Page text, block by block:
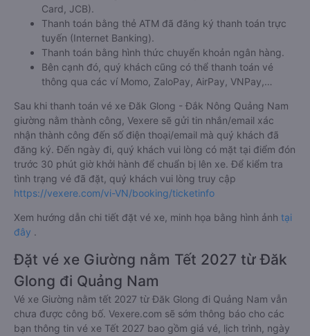
Card, JCB).
Thanh toán bằng thẻ ATM đã đăng ký thanh toán trực
tuyến (Internet Banking).
Thanh toán bằng hình thức chuyển khoản ngân hàng.
Bên cạnh đó, quý khách cũng có thể thanh toán vé
thông qua các ví Momo, ZaloPay, AirPay, VNPay,…
Sau khi thanh toán vé xe Đăk Glong - Đắk Nông Quảng Nam
giường nằm thành công, Vexere sẽ gửi tin nhắn/email xác
nhận thành công đến số điện thoại/email mà quý khách đã
đăng ký. Đến ngày đi, quý khách vui lòng có mặt tại điểm đón
trước 30 phút giờ khởi hành để chuẩn bị lên xe. Để kiểm tra
tình trạng vé đã đặt, quý khách vui lòng truy cập
https://vexere.com/vi-VN/booking/ticketinfo
Xem hướng dẫn chi tiết đặt vé xe, minh họa bằng hình ảnh tại
đây .
Đặt vé xe Giường nằm Tết 2027 từ Đăk
Glong đi Quảng Nam
Vé xe Giường nằm tết 2027 từ Đăk Glong đi Quảng Nam vẫn
chưa được công bố. Vexere.com sẽ sớm thông báo cho các
bạn thông tin vé xe Tết 2027 bao gồm giá vé, lịch trình, ngày